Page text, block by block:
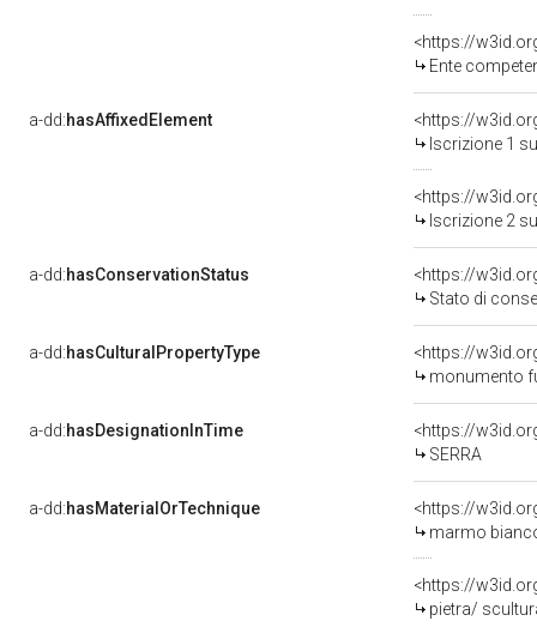
<https://
Ente competente per
a-dd:hasAffixedElement
<https://
Iscrizione 1
<https://
Iscrizione 2
a-dd:hasConservationStatus
<https://
Stato di
a-dd:hasCulturalPropertyType
<https://
monumento
a-dd:hasDesignationInTime
<https://
SERRA
a-dd:hasMaterialOrTechnique
<https://
marmo
<https://
pietra/